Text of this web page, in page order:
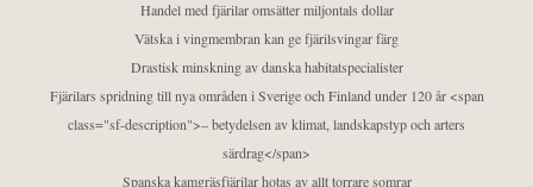
Handel med fjärilar omsätter miljontals dollar
Vätska i vingmembran kan ge fjärilsvingar färg
Drastisk minskning av danska habitatspecialister
Fjärilars spridning till nya områden i Sverige och Finland under 120 år <span
class="sf-description">– betydelsen av klimat, landskapstyp och arters
särdrag</span>
Spanska kamgräsfjärilar hotas av allt torrare somrar